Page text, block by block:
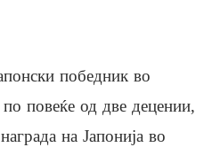
победник во
по повеќе од две децении,
на Јапонија во